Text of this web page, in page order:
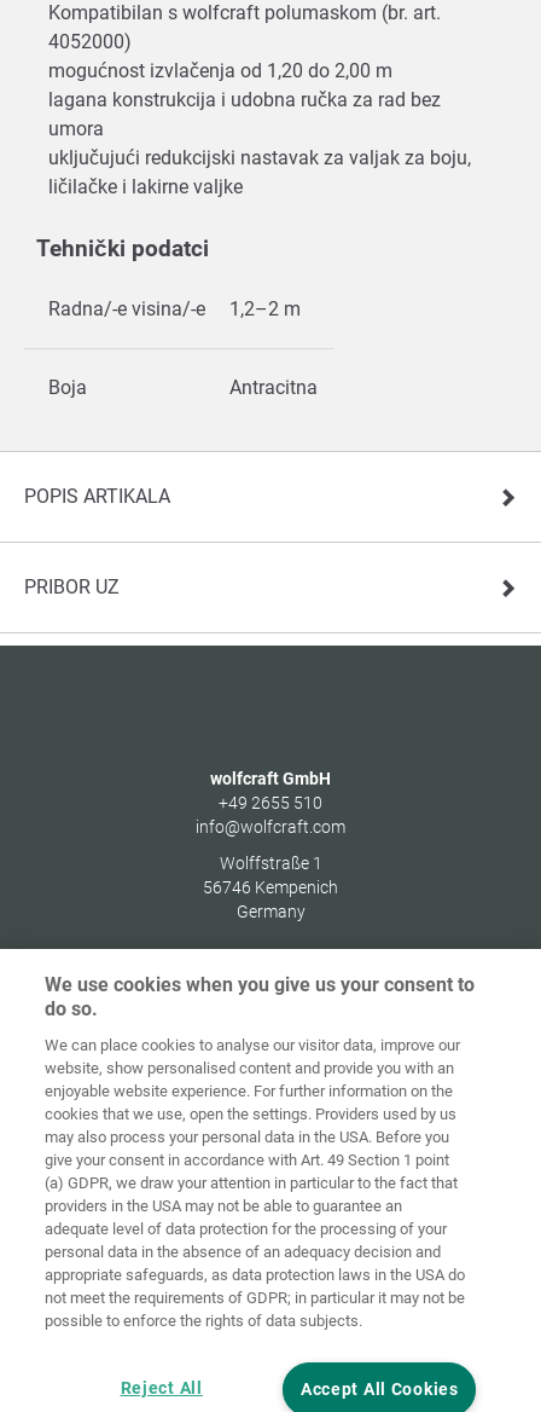
Kompatibilan s wolfcraft polumaskom (br. art.
4052000)
mogućnost izvlačenja od 1,20 do 2,00 m
lagana konstrukcija i udobna ručka za rad bez
umora
uključujući redukcijski nastavak za valjak za boju,
ličilačke i lakirne valjke
Tehnički podatci
Radna/-e visina/-e 1,2–2 m
Boja Antracitna
POPIS ARTIKALA
PRIBOR UZ
wolfcraft GmbH
+49 2655 510
info@wolfcraft.com
Wolffstraße 1
56746 Kempenich
Germany
Početna Kontakt Impresum
Zaštita
podataka
Opći uvjeti
poslovanja
Smjernice za
kolačiće Prijava
Accessibility
Statement
Postavke za kolačiće
We use cookies when you give us your consent to
do so.
We can place cookies to analyse our visitor data, improve our
website, show personalised content and provide you with an
enjoyable website experience. For further information on the
cookies that we use, open the settings. Providers used by us
may also process your personal data in the USA. Before you
give your consent in accordance with Art. 49 Section 1 point
(a) GDPR, we draw your attention in particular to the fact that
providers in the USA may not be able to guarantee an
adequate level of data protection for the processing of your
personal data in the absence of an adequacy decision and
appropriate safeguards, as data protection laws in the USA do
not meet the requirements of GDPR; in particular it may not be
possible to enforce the rights of data subjects.
Accept All Cookies
Reject All